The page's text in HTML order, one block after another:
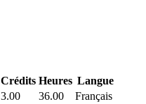
Crédits Heures Langue
3.00 36.00
Français